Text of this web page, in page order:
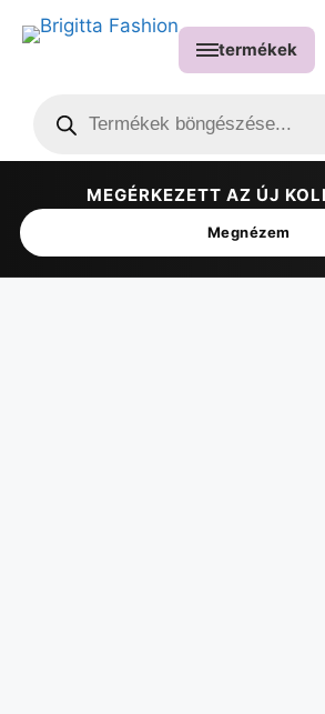
termékek
MEGÉRKEZETT AZ ÚJ
Megnézem